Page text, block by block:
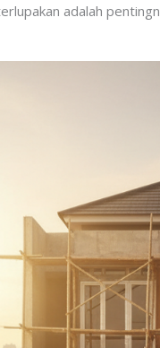
adalah